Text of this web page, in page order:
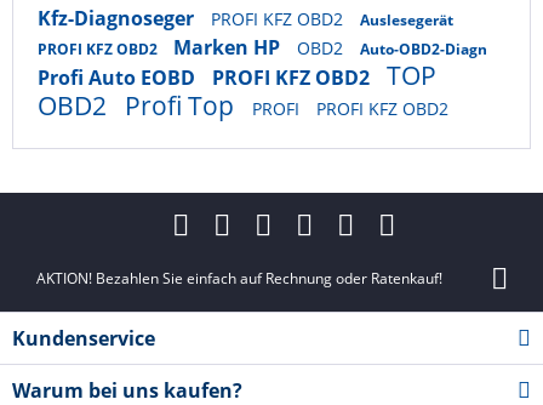
Kfz-Diagnoseger PROFI KFZ OBD2
Auslesegerät
PROFI KFZ OBD2
Marken HP OBD2 Auto-OBD2-Diagn
Profi Auto EOBD PROFI KFZ OBD2
TOP
OBD2
Profi Top PROFI PROFI KFZ OBD2
AKTION! Bezahlen Sie einfach auf Rechnung oder Ratenkauf!
Kundenservice
Warum bei uns kaufen?